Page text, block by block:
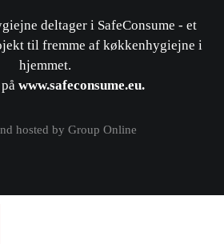
deltager i SafeConsume - et
til fremme af køkkenhygiejne i
hjemmet.
www.safeconsume.eu.
hosted by Group Online